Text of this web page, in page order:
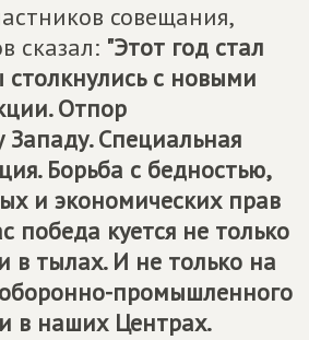
совещания,
сказал: "Этот год стал
с новыми
Отпор
Западу. Специальная
Борьба с бедностью,
и экономических прав
победа куется не только
в тылах. И не только на
промышленного
в наших Центрах.